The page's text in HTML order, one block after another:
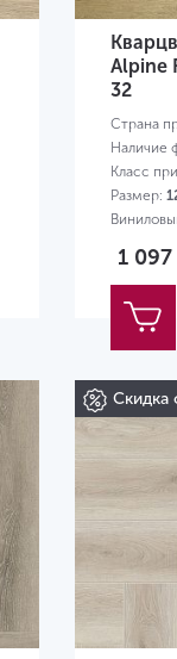
Alpine
32
Страна
Наличие
Класс
Размер:
1 097
Скидка